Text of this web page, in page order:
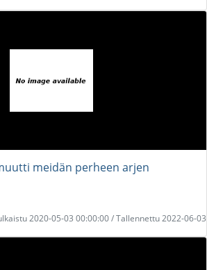
meidän perheen arjen
2020-05-03 00:00:00 / Tallennettu 2022-06-03